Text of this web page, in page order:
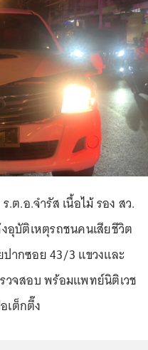
.ต.อ.จำรัส เนื้อไม้ รอง สว.
อุบัติเหตุรถชนคนเสียชีวิต
ากซอย 43/3 แขวงและ
วจสอบ พร้อมแพทย์นิติเวช
เต็กตึ๊ง